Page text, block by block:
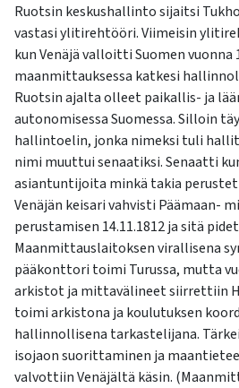
Ruotsin keskushallinto sijaitsi
vastasi ylitirehtööri. Viimeisin
kun Venäjä valloitti Suomen vuonna
maanmittauksessa katkesi
Ruotsin ajalta olleet paikallis- ja
autonomisessa Suomessa. Silloin
hallintoelin, jonka nimeksi tuli
nimi muuttui senaatiksi. Senaatti
asiantuntijoita minkä takia
Venäjän keisari vahvisti Päämaan-
perustamisen 14.11.1812 ja sitä
Maanmittauslaitoksen virallisena
pääkonttori toimi Turussa, mutta
arkistot ja mittavälineet siirrettiin
toimi arkistona ja koulutuksen
hallinnollisena tarkastelijana.
isojaon suorittaminen ja
valvottiin Venäjältä käsin.